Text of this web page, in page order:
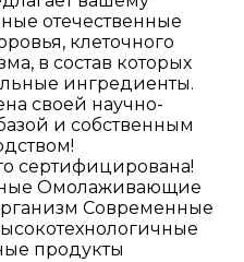
отечественные
клеточного
в состав которых
ингредиенты.
своей научно-
и собственным
сертифицирована!
Омолаживающие
Современные
продукты